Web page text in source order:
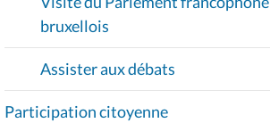
bruxellois
Assister aux débats
Participation citoyenne